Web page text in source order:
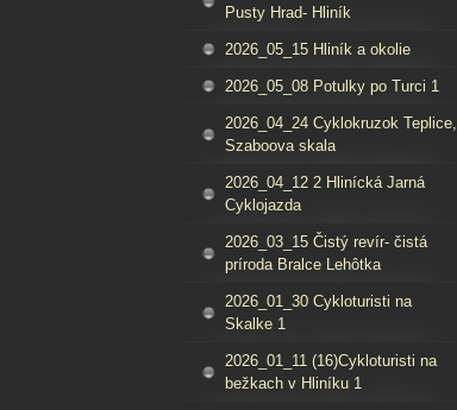
Pusty Hrad- Hliník
2026_05_15 Hliník a okolie
2026_05_08 Potulky po Turci 1
2026_04_24 Cyklokruzok Teplice,
Szaboova skala
2026_04_12 2 Hlinícká Jarná
Cyklojazda
2026_03_15 Čistý revír- čistá
príroda Bralce Lehôtka
2026_01_30 Cykloturisti na
Skalke 1
2026_01_11 (16)Cykloturisti na
bežkach v Hliníku 1